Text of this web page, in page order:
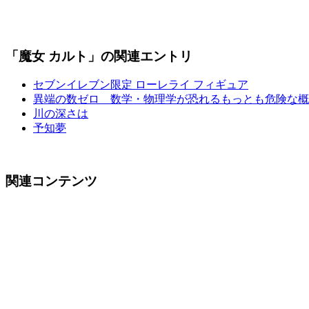
「魔女 カルト」の関連エントリ
セブンイレブン限定 ローレライ フィギュア
異端の数ゼロ 数学・物理学が恐れるもっとも危険な
川の深さは
予知夢
関連コンテンツ